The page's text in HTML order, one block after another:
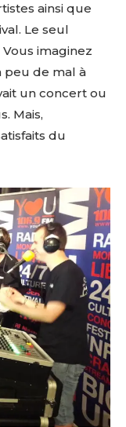
ainsi que
Le seul
imaginez
peu de mal à
un concert ou
Mais,
du